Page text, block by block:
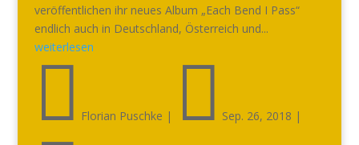
veröffentlichen ihr neues Album „Each Bend I Pass“
endlich auch in Deutschland, Österreich und...
weiterlesen
 Florian Puschke |  Sep. 26, 2018 |